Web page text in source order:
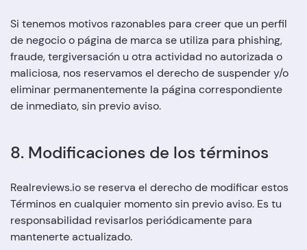
Si tenemos motivos razonables para creer que un perfil
de negocio o página de marca se utiliza para phishing,
fraude, tergiversación u otra actividad no autorizada o
maliciosa, nos reservamos el derecho de suspender y/o
eliminar permanentemente la página correspondiente
de inmediato, sin previo aviso.
8. Modificaciones de los términos
Realreviews.io se reserva el derecho de modificar estos
Términos en cualquier momento sin previo aviso. Es tu
responsabilidad revisarlos periódicamente para
mantenerte actualizado.